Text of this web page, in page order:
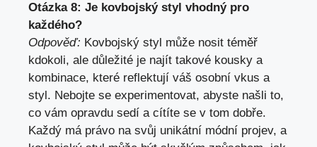
Otázka 8: Je kovbojský styl vhodný pro
každého?
Odpověď: Kovbojský styl může nosit téměř
kdokoli, ale důležité je najít takové kousky a
kombinace, které reflektují váš osobní vkus a
styl. Nebojte se experimentovat, abyste našli to,
co vám opravdu sedí a cítíte se v tom dobře.
Každý má právo na svůj unikátní módní projev, a